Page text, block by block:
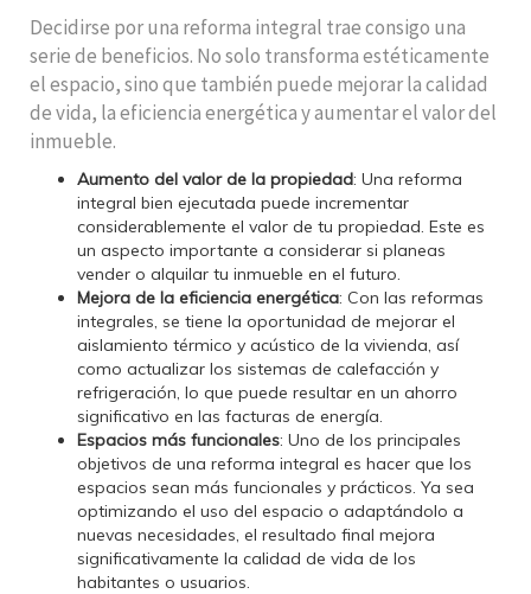
Decidirse por una reforma integral trae consigo una
serie de beneficios. No solo transforma estéticamente
el espacio, sino que también puede mejorar la calidad
de vida, la eficiencia energética y aumentar el valor del
inmueble.
Aumento del valor de la propiedad: Una reforma
integral bien ejecutada puede incrementar
considerablemente el valor de tu propiedad. Este es
un aspecto importante a considerar si planeas
vender o alquilar tu inmueble en el futuro.
Mejora de la eficiencia energética: Con las reformas
integrales, se tiene la oportunidad de mejorar el
aislamiento térmico y acústico de la vivienda, así
como actualizar los sistemas de calefacción y
refrigeración, lo que puede resultar en un ahorro
significativo en las facturas de energía.
Espacios más funcionales: Uno de los principales
objetivos de una reforma integral es hacer que los
espacios sean más funcionales y prácticos. Ya sea
optimizando el uso del espacio o adaptándolo a
nuevas necesidades, el resultado final mejora
significativamente la calidad de vida de los
habitantes o usuarios.